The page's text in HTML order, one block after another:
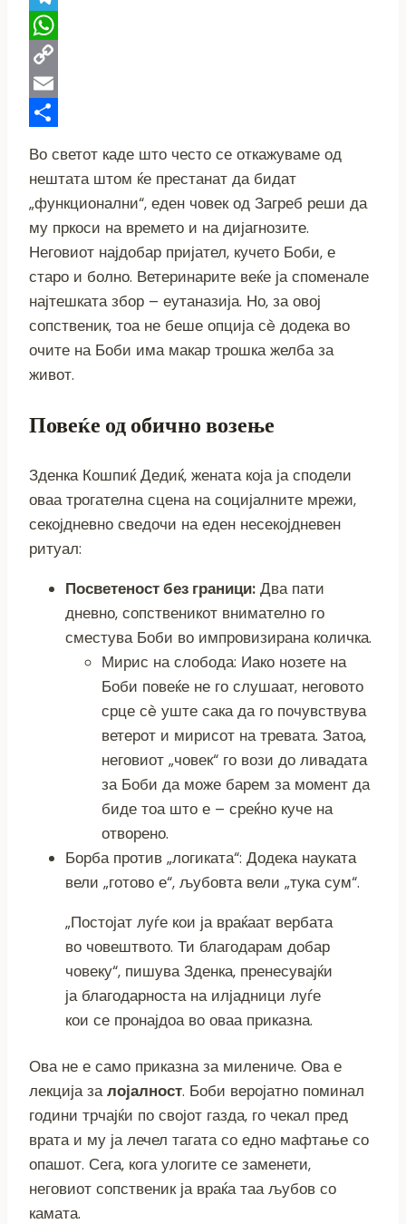
Telegram
WhatsApp
Copy
Link
Email
Во светот каде што често се откажуваме од
нештата штом ќе престанат да бидат
„функционални“, еден човек од Загреб реши да
му пркоси на времето и на дијагнозите.
Неговиот најдобар пријател, кучето Боби, е
старо и болно. Ветеринарите веќе ја споменале
најтешката збор – еутаназија. Но, за овој
сопственик, тоа не беше опција сè додека во
очите на Боби има макар трошка желба за
живот.
Повеќе од обично возење
Зденка Кошпиќ Дедиќ, жената која ја сподели
оваа трогателна сцена на социјалните мрежи,
секојдневно сведочи на еден несекојдневен
ритуал:
Посветеност без граници: Два пати
дневно, сопственикот внимателно го
сместува Боби во импровизирана количка.
Мирис на слобода: Иако нозете на
Боби повеќе не го слушаат, неговото
срце сè уште сака да го почувствува
ветерот и мирисот на тревата. Затоа,
неговиот „човек“ го вози до ливадата
за Боби да може барем за момент да
биде тоа што е – среќно куче на
отворено.
Борба против „логиката“: Додека науката
вели „готово е“, љубовта вели „тука сум“.
„Постојат луѓе кои ја враќаат вербата
во човештвото. Ти благодарам добар
човеку“, пишува Зденка, пренесувајќи
ја благодарноста на илјадници луѓе
кои се пронајдоа во оваа приказна.
Ова не е само приказна за милениче. Ова е
лекција залојалност. Боби веројатно поминал
години трчајќи по својот газда, го чекал пред
врата и му ја лечел тагата со едно мафтање со
опашот. Сега, кога улогите се заменети,
неговиот сопственик ја враќа таа љубов со
камата.